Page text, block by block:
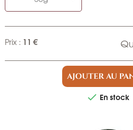
Prix : 11 €
AJOUTER AU
 En stock